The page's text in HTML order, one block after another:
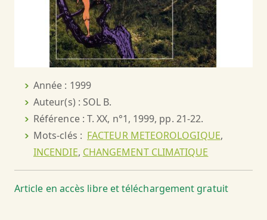
Année : 1999
Auteur(s) : SOL B.
Référence : T. XX, n°1, 1999, pp. 21-22.
Mots-clés : FACTEUR METEOROLOGIQUE,
INCENDIE, CHANGEMENT CLIMATIQUE
Article en accès libre et téléchargement gratuit